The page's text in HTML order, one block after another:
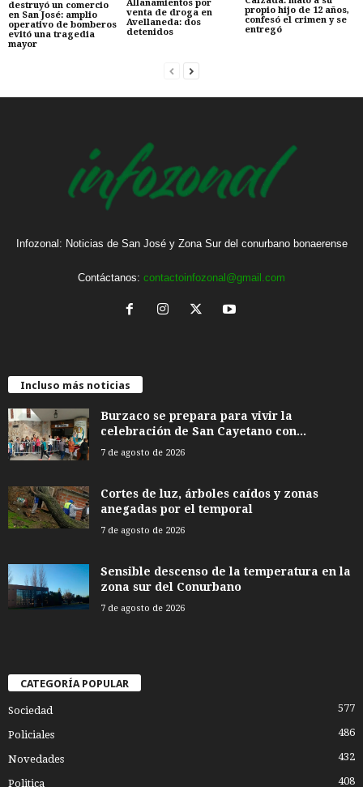
destruyó un comercio
en San José: amplio
operativo de bomberos
evitó una tragedia
mayor
Allanamientos por
venta de droga en
Avellaneda: dos
detenidos
propio hijo de 12 años,
confesó el crimen y se
entregó
Infozonal: Noticias de San José y Zona Sur del conurbano bonaerense
Contáctanos: contactoinfozonal@gmail.com
Incluso más noticias
Burzaco se prepara para vivir la
celebración de San Cayetano con...
7 de agosto de 2026
Cortes de luz, árboles caídos y zonas
anegadas por el temporal
7 de agosto de 2026
Sensible descenso de la temperatura en la
zona sur del Conurbano
7 de agosto de 2026
CATEGORÍA POPULAR
Sociedad 577
Policiales 486
Novedades 432
Politica 408